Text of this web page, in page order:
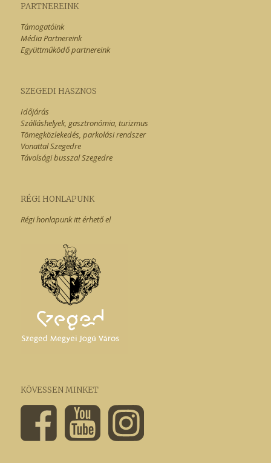
PARTNEREINK
Támogatóink
Média Partnereink
Együttműködő partnereink
SZEGEDI HASZNOS
Időjárás
Szálláshelyek, gasztronómia, turizmus
Tömegközlekedés, parkolási rendszer
Vonattal Szegedre
Távolsági busszal Szegedre
RÉGI HONLAPUNK
Régi honlapunk itt érhető el
KÖVESSEN MINKET